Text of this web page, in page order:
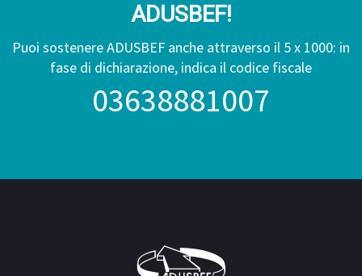
ADUSBEF!
Puoi sostenere ADUSBEF anche attraverso il 5 x 1000: in
fase di dichiarazione, indica il codice fiscale
03638881007